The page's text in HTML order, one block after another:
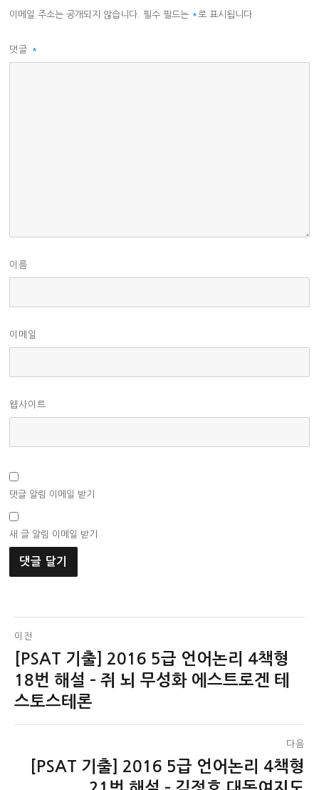
이메일 주소는 공개되지 않습니다. 필수 필드는 *로 표시됩니다
댓글 *
이름
이메일
웹사이트
댓글 알림 이메일 받기
새 글 알림 이메일 받기
글
탐
색
이전
이
전
글:
[PSAT 기출] 2016 5급 언어논리 4책형
18번 해설 – 쥐 뇌 무성화 에스트로겐 테
스토스테론
다음
[PSAT 기출] 2016 5급 언어논리 4책형